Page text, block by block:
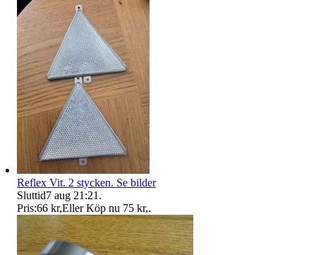
Reflex Vit. 2 stycken. Se bilder
Sluttid7 aug 21:21 .
Pris:66 kr,Eller Köp nu 75 kr,.